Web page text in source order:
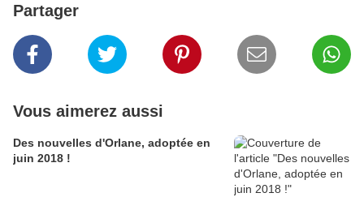
Partager
Vous aimerez aussi
Des nouvelles d'Orlane, adoptée en
juin 2018 !